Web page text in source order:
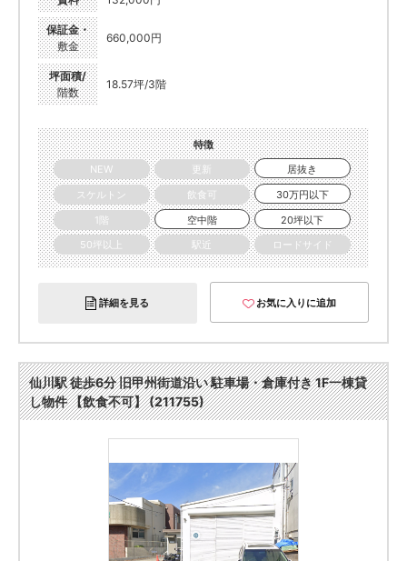
保証金・
敷金
660,000円
坪面積/
階数
18.57坪/3階
特徴
NEW
更新
居抜き
スケルトン
飲食可
30万円以下
1階
空中階
20坪以下
50坪以上
駅近 ロードサイド
詳細を見る お気に入りに追加
仙川駅 徒歩6分 旧甲州街道沿い 駐車場・倉庫付き 1F一棟貸
し物件 【飲食不可】 (211755)